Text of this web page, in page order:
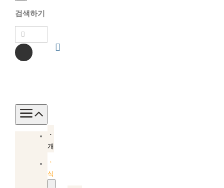
검색하기
Toggle
Navigation
소
개
소
식